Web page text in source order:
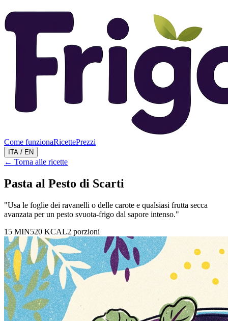
Come funzionaRicettePrezzi
ITA / EN
← Torna alle ricette
Pasta al Pesto di Scarti
"Usa le foglie dei ravanelli o delle carote e qualsiasi frutta secca
avanzata per un pesto svuota-frigo dal sapore intenso."
15 MIN520 KCAL2 porzioni